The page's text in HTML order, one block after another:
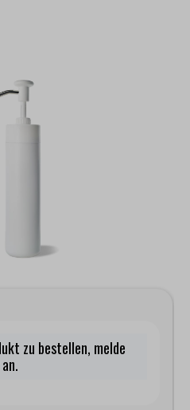
zu bestellen, melde
an.